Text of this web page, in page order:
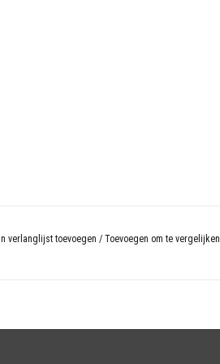
verlanglijst toevoegen / Toevoegen om te vergelijken